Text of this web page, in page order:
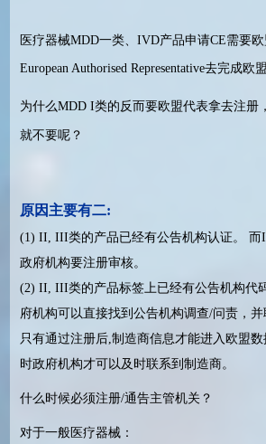
医疗器械MDD一类、IVD产品申请CE需要欧
European Authorised Representative去完成欧
为什么MDD I类的反而要欧盟代表拿去注
就不要呢？
原因主要有二:
(1) II, III类的产品已经有公告机构认证。 而
政府机构要注册审核。
(2) II, III类的产品标签上已经有公告机构代
府机构可以直接找到公告机构调查/问责，
只有通过注册后,制造商信息才能进入欧盟
时政府机构才可以及时联系到制造商。
什么时候必须注册/通告主管机关？
对于一般医疗器械：